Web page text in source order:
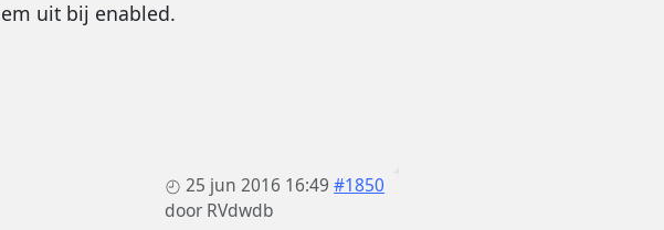
uit bij enabled.
25 jun 2016 16:49 #1850
door RVdwdb